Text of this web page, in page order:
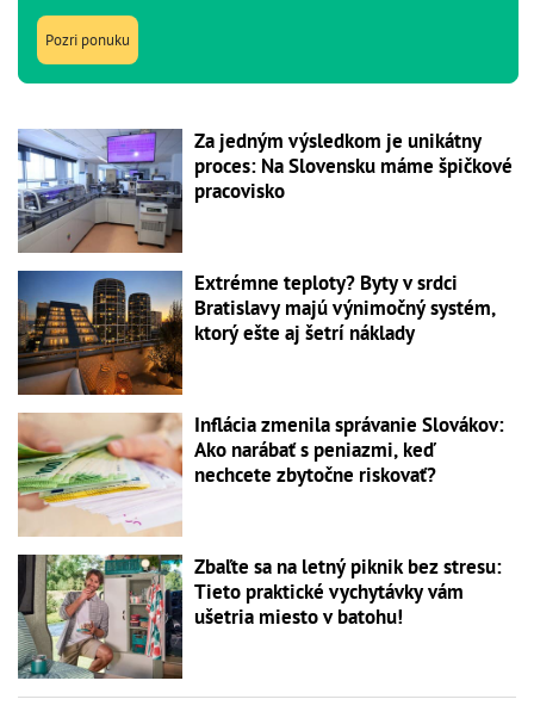
Pozri ponuku
Za jedným výsledkom je unikátny
proces: Na Slovensku máme špičkové
pracovisko
Extrémne teploty? Byty v srdci
Bratislavy majú výnimočný systém,
ktorý ešte aj šetrí náklady
Inflácia zmenila správanie Slovákov:
Ako narábať s peniazmi, keď
nechcete zbytočne riskovať?
Zbaľte sa na letný piknik bez stresu:
Tieto praktické vychytávky vám
ušetria miesto v batohu!